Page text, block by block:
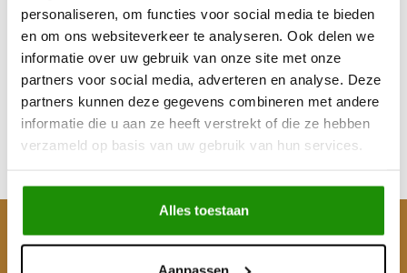
personaliseren, om functies voor social media te bieden
en om ons websiteverkeer te analyseren. Ook delen we
informatie over uw gebruik van onze site met onze
partners voor social media, adverteren en analyse. Deze
partners kunnen deze gegevens combineren met andere
informatie die u aan ze heeft verstrekt of die ze hebben
verzameld op basis van uw gebruik van hun services.
Alles toestaan
Aanpassen
Snorkel Jeep Wrangler
JK
€139,67
Excl. btw
€169,00
Klantenservice